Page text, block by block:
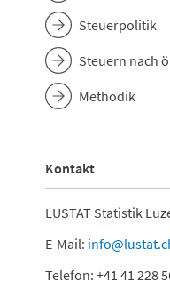
Steuerpolitik
Steuern nach
Methodik
Kontakt
LUSTAT Statistik
E-Mail:
Telefon: +41 41 228